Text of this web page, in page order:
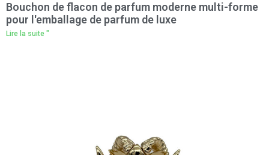
Bouchon de flacon de parfum moderne multi-forme
pour l'emballage de parfum de luxe
Lire la suite "